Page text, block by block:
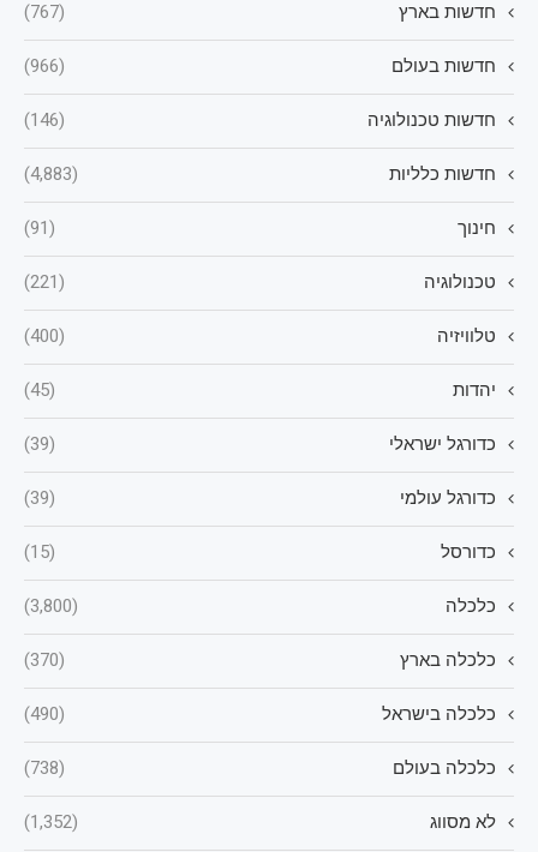
חדשות בארץ (767)
חדשות בעולם (966)
חדשות טכנולוגיה (146)
חדשות כלליות (4,883)
חינוך (91)
טכנולוגיה (221)
טלוויזיה (400)
יהדות (45)
כדורגל ישראלי (39)
כדורגל עולמי (39)
כדורסל (15)
כלכלה (3,800)
כלכלה בארץ (370)
כלכלה בישראל (490)
כלכלה בעולם (738)
לא מסווג (1,352)